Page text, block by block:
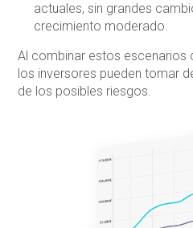
actuales, sin grandes
crecimiento moderado.
Al combinar estos escenarios
los inversores pueden tomar
de los posibles riesgos.